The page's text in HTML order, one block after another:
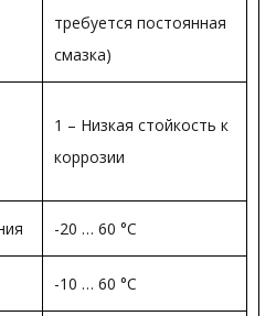
требуется постоянная
смазка)
1 – Низкая стойкость к
коррозии
-20 … 60 °C
-10 … 60 °C